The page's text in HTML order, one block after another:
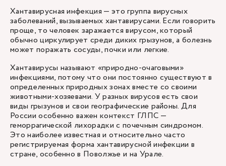
Хантавирусная инфекция — это группа вирусных
заболеваний, вызываемых хантавирусами. Если говорить
проще, то человек заражается вирусом, который
обычно циркулирует среди диких грызунов, а болезнь
может поражать сосуды, почки или легкие.
Хантавирусы называют «природно-очаговыми»
инфекциями, потому что они постоянно существуют в
определенных природных зонах вместе со своими
животными-хозяевами. У разных вирусов есть свои
виды грызунов и свои географические районы. Для
России особенно важен контекст ГЛПС —
геморрагической лихорадки с почечным синдромом.
Это наиболее известная и относительно часто
регистрируемая форма хантавирусной инфекции в
стране, особенно в Поволжье и на Урале.